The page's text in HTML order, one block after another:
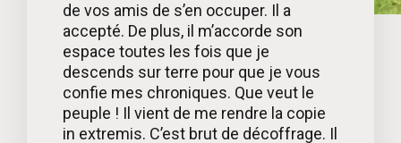
de vos amis de s’en occuper. Il a
accepté. De plus, il m’accorde son
espace toutes les fois que je
descends sur terre pour que je vous
confie mes chroniques. Que veut le
peuple ! Il vient de me rendre la copie
in extremis. C’est brut de décoffrage. Il